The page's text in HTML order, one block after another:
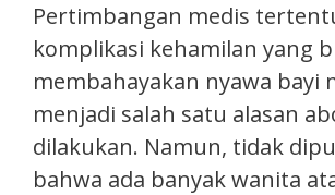
Pertimbangan medis
komplikasi kehamilan yang
membahayakan nyawa bayi
menjadi salah satu alasan
dilakukan. Namun, tidak
bahwa ada banyak wanita